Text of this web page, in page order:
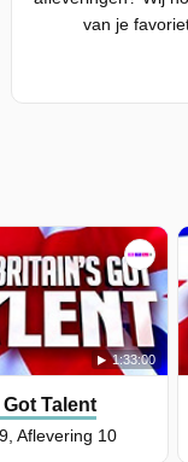
van je
1:33:00
Talent
Aflevering 10